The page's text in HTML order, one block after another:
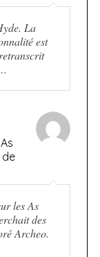
La
est
de
les As
des
Archeo.